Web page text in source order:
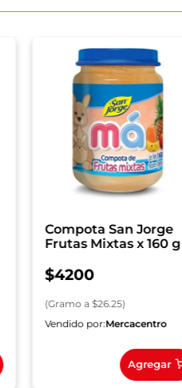
Compota San Jorge
Frutas Mixtas x 160 g
$4200
(Gramo a $26.25)
Vendido por:Mercacentro
Agregar